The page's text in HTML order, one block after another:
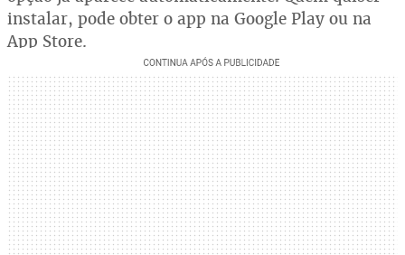
instalar, pode obter o app na Google Play ou na
App Store.